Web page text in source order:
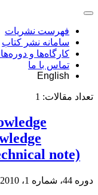
فهرست نشریات
سامانه نشر کتاب
کارگاه‌ها و
تماس با ما
English
تعداد مقالات: 1
note)
دوره 44، شماره 1، 2010